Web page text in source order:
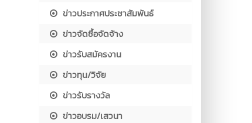
ข่าวประกาศประชาสัมพันธ์
ข่าวจัดซื้อจัดจ้าง
ข่าวรับสมัครงาน
ข่าวทุน/วิจัย
ข่าวรับรางวัล
ข่าวอบรม/เสวนา